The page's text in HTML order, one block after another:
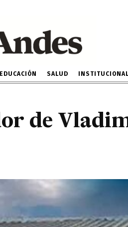
EDUCACIÓN SALUD
de
de